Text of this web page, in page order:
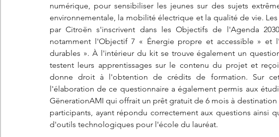
numérique, pour sensibiliser les jeunes sur des sujets
environnementale, la mobilité électrique et la qualité de vie.
par Citroën s'inscrivent dans les Objectifs de l'Agenda
notamment l'Objectif 7 « Énergie propre et accessible » et
durables ». À l'intérieur du kit se trouve également un
testent leurs apprentissages sur le contenu du projet et
donne droit à l'obtention de crédits de formation. Sur
l'élaboration de ce questionnaire a également permis aux
GënerationAMI qui offrait un prêt gratuit de 6 mois à
participants, ayant répondu correctement aux questions ainsi
d'outils technologiques pour l'école du lauréat.